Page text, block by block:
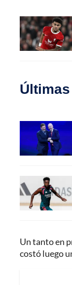
Un tanto en
costó luego